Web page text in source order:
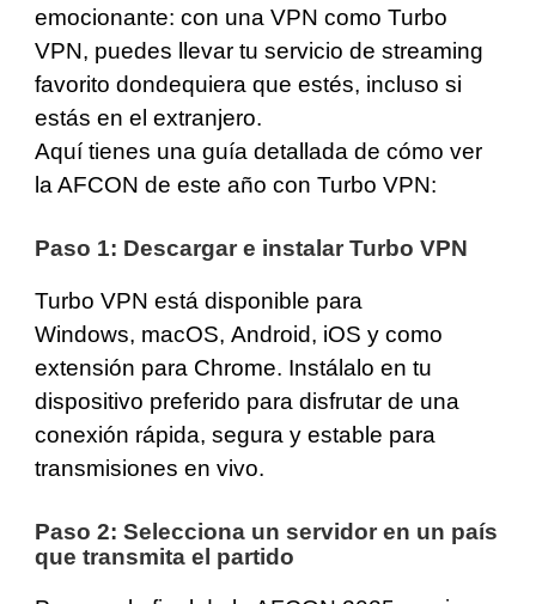
emocionante: con una VPN como Turbo
VPN, puedes llevar tu servicio de streaming
favorito dondequiera que estés, incluso si
estás en el extranjero.
Aquí tienes una guía detallada de cómo ver
la AFCON de este año con Turbo VPN:
Paso 1: Descargar e instalar Turbo VPN
Turbo VPN está disponible para
Windows, macOS, Android, iOS y como
extensión para Chrome. Instálalo en tu
dispositivo preferido para disfrutar de una
conexión rápida, segura y estable para
transmisiones en vivo.
Paso 2: Selecciona un servidor en un país
que transmita el partido